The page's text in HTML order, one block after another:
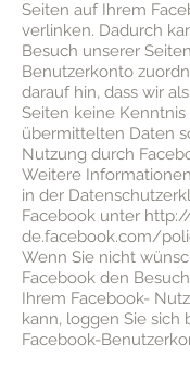
Seiten auf Ihrem
verlinken. Dadurch
Besuch unserer
Benutzerkonto
darauf hin, dass wir
Seiten keine
übermittelten Daten
Nutzung durch
Weitere
in der
Facebook unter
de.facebook.com/
Wenn Sie nicht
Facebook den
Ihrem Facebook-
kann, loggen Sie sich
Facebook-